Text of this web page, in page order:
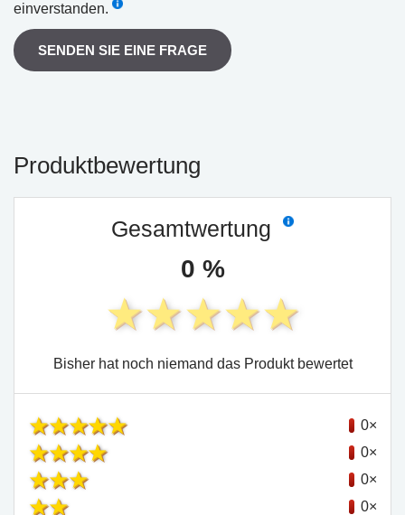
einverstanden.
SENDEN SIE EINE FRAGE
Produktbewertung
Gesamtwertung
0 %
Bisher hat noch niemand das Produkt bewertet
0×
0×
0×
0×